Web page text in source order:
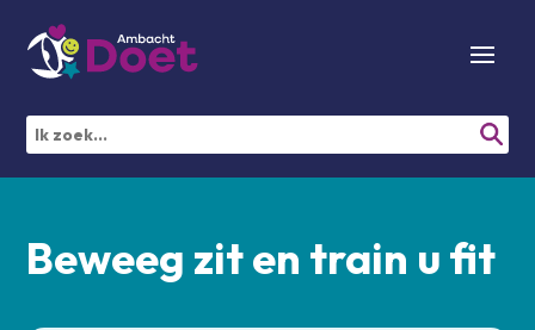
Beweeg zit en train u fit